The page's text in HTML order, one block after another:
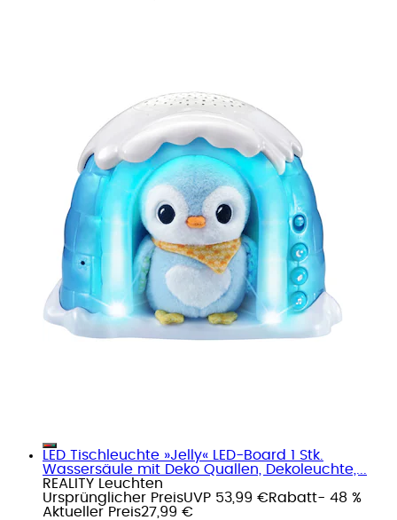
LED Tischleuchte »Jelly« LED-Board 1 Stk.
Wassersäule mit Deko Quallen, Dekoleuchte,...
REALITY Leuchten
Ursprünglicher PreisUVP 53,99 €Rabatt- 48 %
Aktueller Preis27,99 €